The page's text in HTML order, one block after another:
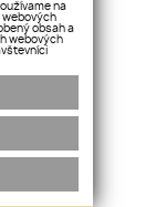
na
webových
obsah a
webových